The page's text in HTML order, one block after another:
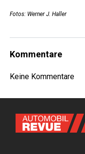
Fotos: Werner J. Haller
Kommentare
Keine Kommentare